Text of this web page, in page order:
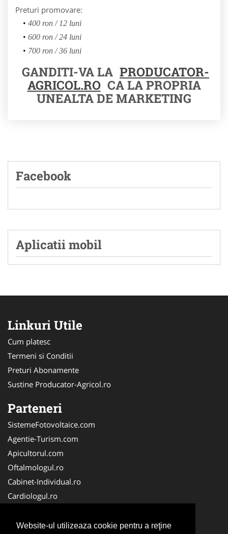
Website-ul utilizeaza cookie pentru a reţine
Preturi promovare:
400 ron / 12 luni
600 ron / 24 luni
700 ron / 36 luni
GANDITI-VA LA PRODUCATOR-
AGRICOL.RO CA LA PROPRIA
UNEALTA DE MARKETING
Facebook
Aplicatii mobil
Linkuri Utile
Cum platesc
Termeni si Conditii
Preturi Abonamente
Sustine Producator-Agricol.ro
Parteneri
SistemeFotovoltaice.com
Agentie-Turism.com
Apicultorul.com
Oftalmologul.ro
Cabinet-Individual.ro
Cardiologul.ro
CramaVinuri.ro